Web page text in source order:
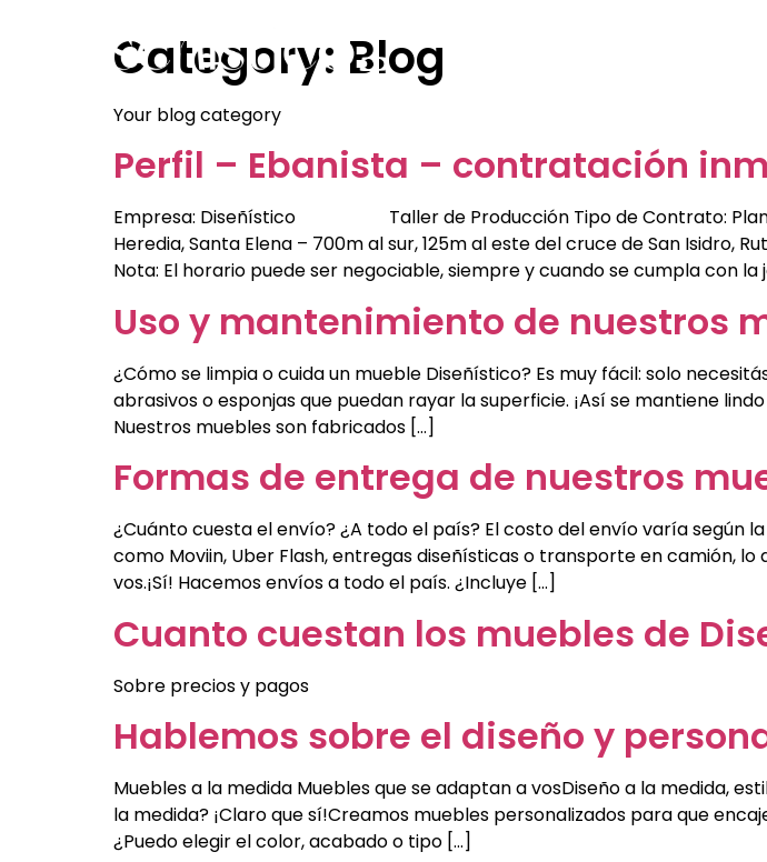
Category: Blog
Your blog category
Perfil – Ebanista – contratación
Empresa: Diseñístico Taller de Producción Tipo de Contrato:
Heredia, Santa Elena – 700m al sur, 125m al este del cruce de San Isidro,
Nota: El horario puede ser negociable, siempre y cuando se cumpla con
Uso y mantenimiento de nuestros
¿Cómo se limpia o cuida un mueble Diseñístico? Es muy fácil: solo
abrasivos o esponjas que puedan rayar la superficie. ¡Así se mantiene
Nuestros muebles son fabricados […]
Formas de entrega de nuestros
¿Cuánto cuesta el envío? ¿A todo el país? El costo del envío varía
como Moviin, Uber Flash, entregas diseñísticas o transporte en camión,
vos.¡Sí! Hacemos envíos a todo el país. ¿Incluye […]
Cuanto cuestan los muebles de
Sobre precios y pagos
Hablemos sobre el diseño y
Muebles a la medida Muebles que se adaptan a vosDiseño a la medida,
la medida? ¡Claro que sí!Creamos muebles personalizados para que
¿Puedo elegir el color, acabado o tipo […]